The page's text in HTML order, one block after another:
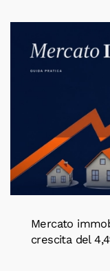
Mercato
crescita del